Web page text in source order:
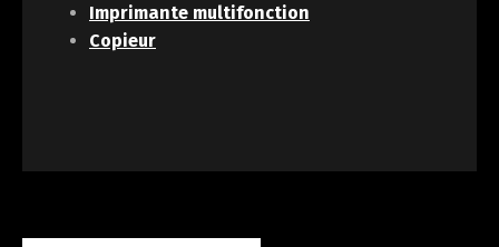
Imprimante multifonction
Copieur